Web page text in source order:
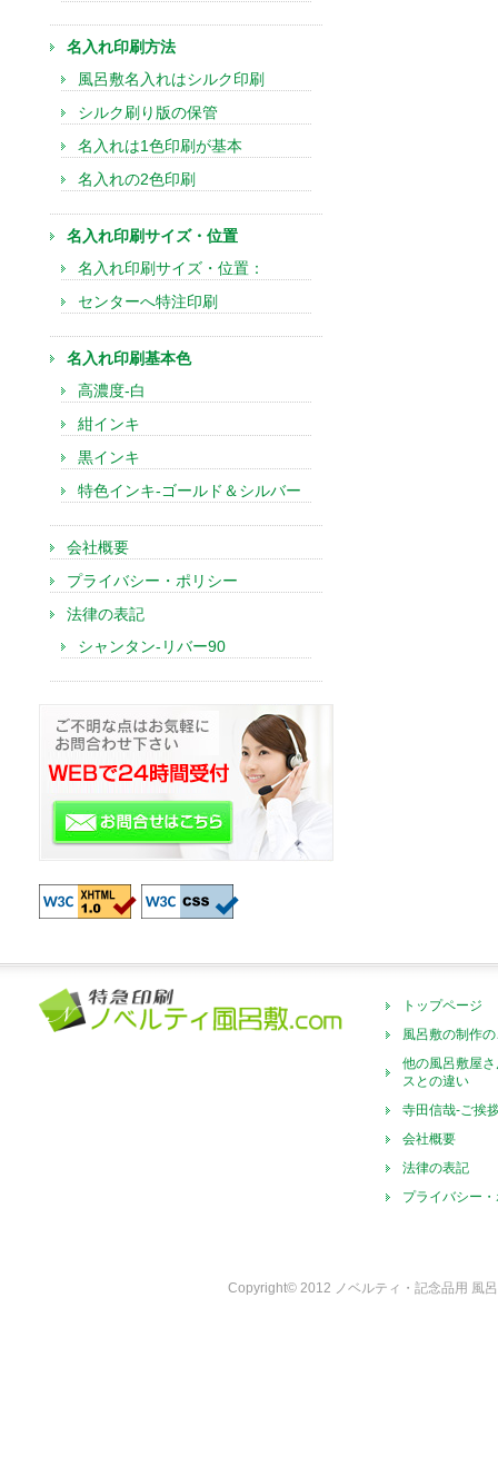
名入れ印刷方法
風呂敷名入れはシルク印刷
シルク刷り版の保管
名入れは1色印刷が基本
名入れの2色印刷
名入れ印刷サイズ・位置
名入れ印刷サイズ・位置：
センターへ特注印刷
名入れ印刷基本色
高濃度-白
紺インキ
黒インキ
特色インキ-ゴールド＆シルバー
会社概要
プライバシー・ポリシー
法律の表記
シャンタン-リバー90
トップページ
風呂敷の制作
他の風呂敷屋
スとの違い
寺田信哉-ご挨
会社概要
法律の表記
プライバシー
Copyright© 2012 ノベルティ・記念品用 風